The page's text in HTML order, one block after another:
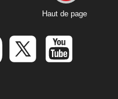
Haut de page